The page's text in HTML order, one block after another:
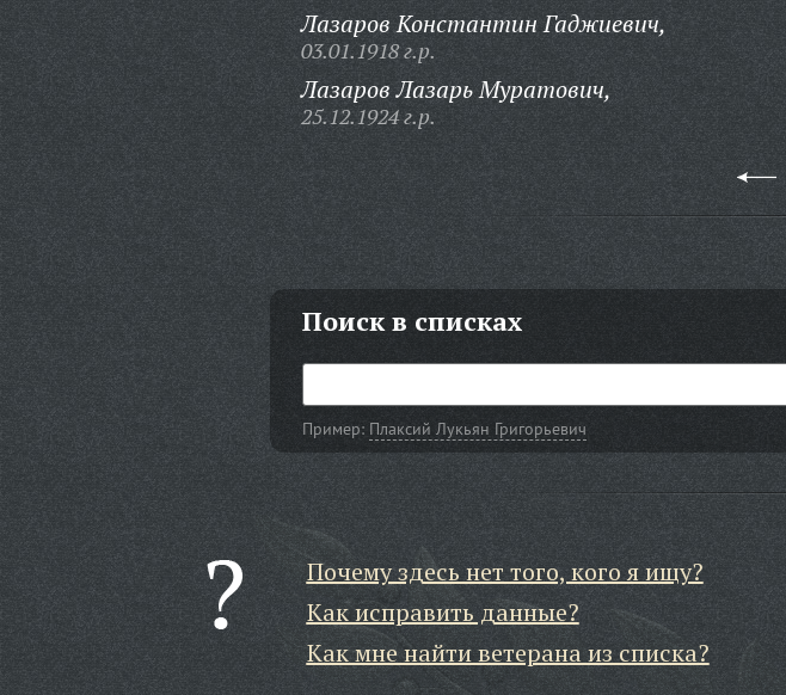
Лазаров Константин Гаджиевич,
03.01.1918 г.р.
Лазаров Лазарь Муратович,
25.12.1924 г.р.
Поиск в списках
Пример: Плаксий Лукьян Григорьевич
Почему здесь нет того, кого я ищу?
Как исправить данные?
Как мне найти ветерана из списка?